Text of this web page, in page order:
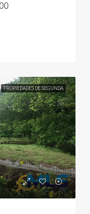
PROPIEDADES DE SEGUNDA